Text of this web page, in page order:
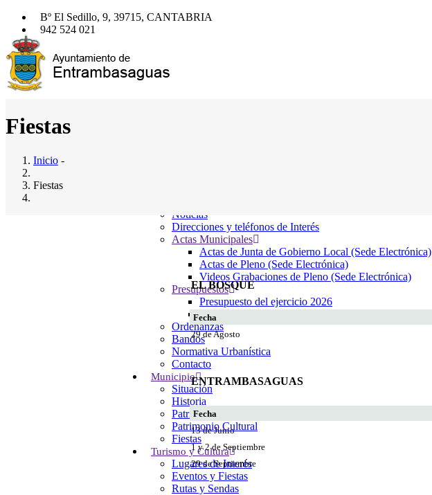
Pasar
contenido
principal
Bº El Sedillo, 9, 39715, CANTABRIA
942 524 021
entrambasaguas@entrambasaguas.org
Buscador
Buscar
Noticias
Direcciones y teléfonos de Interés
Actas Municipales
Actas de Junta de Gobierno Local (Sede Electrónica)
Actas de Pleno (Sede Electrónica)
Videos Grabaciones de Pleno (Sede Electrónica)
Presupuestos
Presupuesto del ejercicio 2026
Calendario del Contribuyente 2026
Ordenanzas
Bandos
Normativa Urbanística
Contacto
Municipio
Situación
Historia
Patrimonio Natural
Patrimonio Cultural
Fiestas
Turismo y Cultura
Lugares de Interés
Eventos y Fiestas
Rutas y Sendas
Fiestas
Inicio -
Fiestas
EL BOSQUE
Fecha
29 de Agosto
ENTRAMBASAGUAS
Fecha
13 de Junio
1 y 2 de Septiembre
29 de Septiembre